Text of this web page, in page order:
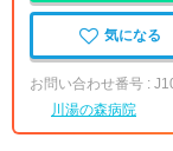
気になる
お問い合わせ番号 :
川湯の森病院